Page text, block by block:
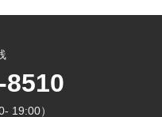
8510
19:00）